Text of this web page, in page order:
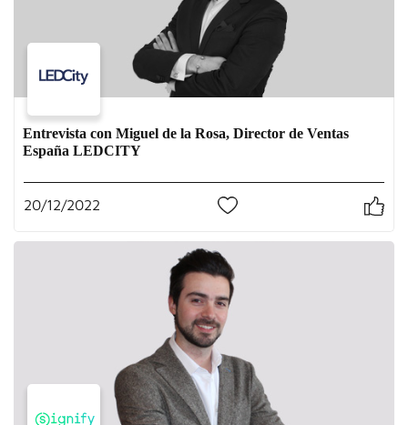
Entrevista con Miguel de la Rosa, Director de Ventas
España LEDCITY
20/12/2022